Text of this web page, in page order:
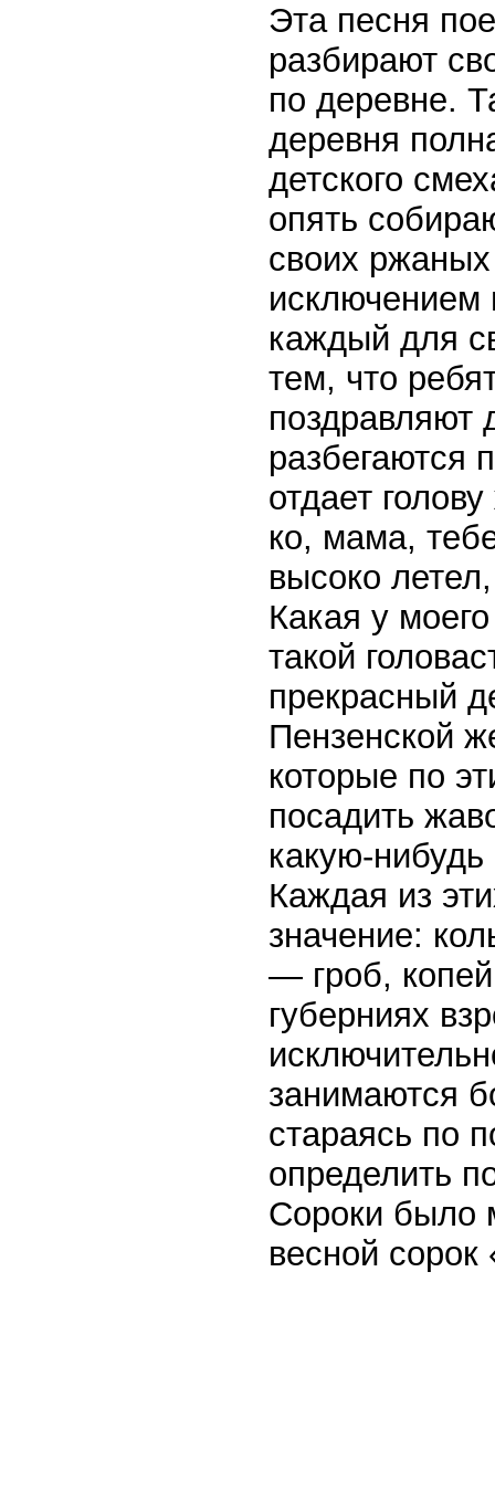
Эта песня
разбирают
по деревне.
деревня
детского
опять
своих
исключением
каждый для
тем, что
поздравляют
разбегаются
отдает
ко, мама,
высоко
Какая у
такой
прекрасный
Пензенской
которые по
посадить
какую-
Каждая из
значение:
— гроб,
губерниях
занимаются
стараясь по
определить
Сороки было
весной сорок